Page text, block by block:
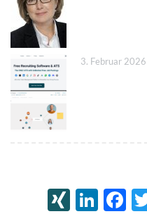
3. Februar 2026
XING